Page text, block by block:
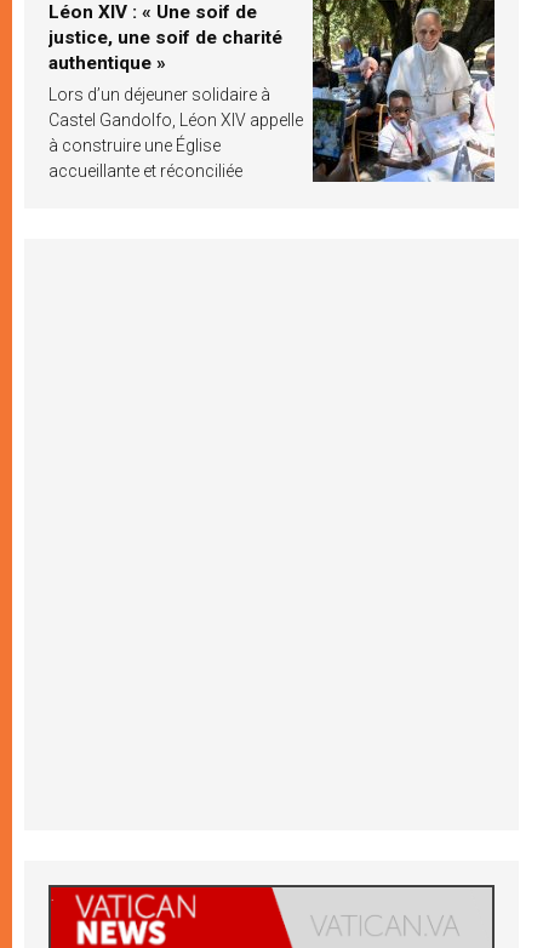
Léon XIV : « Une soif de
justice, une soif de charité
authentique »
Lors d’un déjeuner solidaire à
Castel Gandolfo, Léon XIV appelle
à construire une Église
accueillante et réconciliée